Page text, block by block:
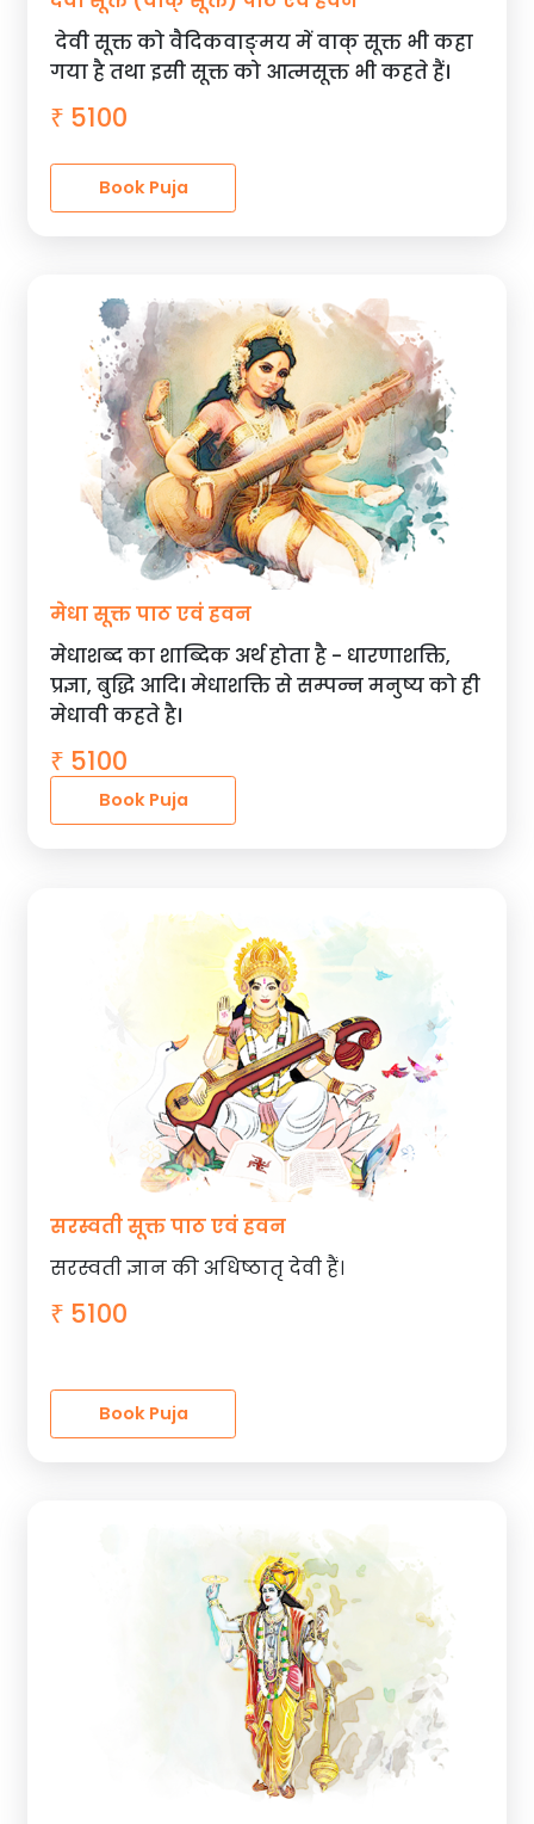
देवी सूक्त को वैदिकवाङ्मय में वाक् सूक्त भी कहा
गया है तथा इसी सूक्त को आत्मसूक्त भी कहते हैं।
₹ 5100
Book Puja
मेधा सूक्त पाठ एवं हवन
मेधाशब्द का शाब्दिक अर्थ होता है - धारणाशक्ति,
प्रज्ञा, बुद्धि आदि। मेधाशक्ति से सम्पन्न मनुष्य को ही
मेधावी कहते है।
₹ 5100
Book Puja
सरस्वती सूक्त पाठ एवं हवन
सरस्वती ज्ञान की अधिष्ठातृ देवी हैं।
₹ 5100
Book Puja